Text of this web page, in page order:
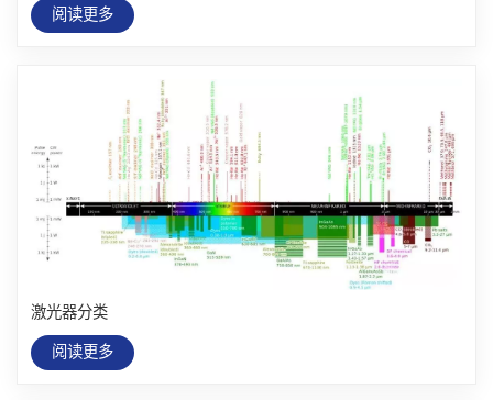
阅读更多
激光器分类
阅读更多